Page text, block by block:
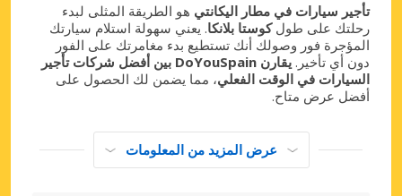
تأجير سيارات في مطار اليكانتي هو الطريقة المثلى لبدء
رحلتك على طولكوستا بلانكا. يعني سهولة استلام سيارتك
المؤجرة فور وصولك أنك تستطيع بدء مغامرتك على الفور
دون أي تأخير.
يقارن DoYouSpain بين أفضل شركات تأجير
السيارات في الوقت الفعلي، مما يضمن لك الحصول على
أفضل عرض متاح.
عرض المزيد من المعلومات